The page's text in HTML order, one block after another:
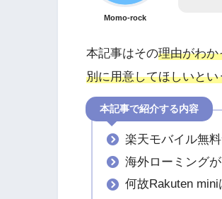
Momo-rock
本記事はその理由がわか
別に用意してほしいとい
本記事で紹介する内容
楽天モバイル無
海外ローミング
何故Rakuten